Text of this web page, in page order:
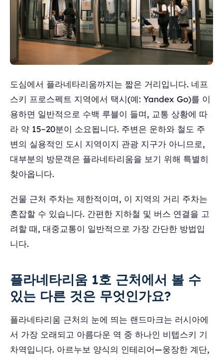
도심에서 플라네타리움까지는 짧은 거리입니다. 네프
스키 프로스펙트 지역에서 택시(예: Yandex Go)를 이
용하면 일반적으로 수백 루블이 들며, 교통 상황에 따
라 약 15~20분이 소요됩니다. 주변은 운하와 철도 주
변의 실용적인 도시 지역이지 관광 지구가 아니므로,
대부분의 방문객은 플라네타리움을 보기 위해 특별히
찾아옵니다.
건물 근처 주차는 제한적이며, 이 지역의 거리 주차는
혼잡할 수 있습니다. 간편한 지하철 및 버스 연결을 고
려할 때, 대중교통이 일반적으로 가장 간단한 방법입
니다.
플라네타리움 1호 근처에서 볼 수
있는 다른 것은 무엇인가요?
플라네타리움 근처의 눈에 띄는 랜드마크는 러시아에
서 가장 오래되고 아름다운 역 중 하나인 비텝스키 기
차역입니다. 아르누보 양식의 인테리어—웅장한 계단,